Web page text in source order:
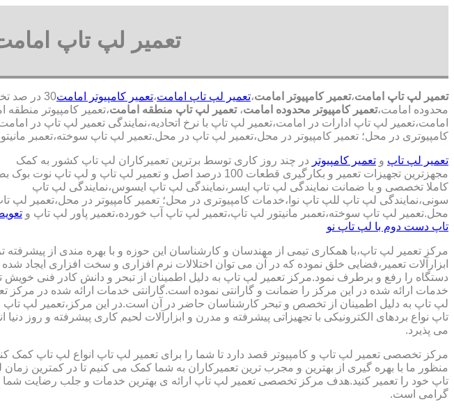
تعمیر لپ تاپ
تعمیر لپ تاپ امامت،تعمیر کامپیوتر امامت،تعمیر لپ تاپ امامت،تعمیر کامپیوتر امامت
محدوده امامت،تعمیر کامپیوتر محدوده امامت، تعمیر لپ تاپ منطقه امامت،تعمیر کامپیوتر
امامت،تعمیر لپ تاپ ادارات در امامت،تعمیر لپ تاپ با نرخ اتحادیه،نمایندگی تعمیر لپ تاپ در
کامپیوتری در محل؛ تعمیر کامپیوتر در محل،تعمیر لپ تاپ در محل.تعمیر لپ تاپ سوخته،تعمبر
تعمیر لپ تاپ و تعمیر کامپیوتر در چند روز کاری توسط برترین تعمیرکاران لپ تاپ کشور به کمک
مجهزترین تجهیزات تعمیر و بکارگیری قطعات 100 درصد اصل و تعمیر لپ تاپ و لپ تاپ نوت
کاملا تخصصی و با ضمانت نمایندگی لپ تاپ ایسر،نمایندگی لپ تاپ ایسوس،نمایندگی لپ تاپ
سونی،نمایندگی لپ تاپ للپ تاپ نوا،خدمات کامپیوتری در محل؛ تعمیر کامپیوتر در محل،تعمیر لپ
محل.تعمیر لپ تاپ سوخته،تعمبر مانیتور لپ تاپ،تعمیر لپ تاپ آب خورده،تعمیر پاور لپ تاپ و
تاپ دست دوم با لپ تاپ نو
مرکز تعمیر لپ تاپ،با همکاری تیمی از مهندسان و کارشناسان این حوزه و با بهره مندی از پیشرفته
ابزارآلات تعمیر،فضایی خلق نموده که در آن می توان اختلالات نرم افزاری و سخت افزاری ایجاد شده
دستگاه را رفع و برطرف نمود.مرکز تعمیر لپ تاپ به دلیل اطمینان از تبحر و دانش کادر فنی خویش
خدمات ارائه شده در این مرکز را ضمانت و گارانتی نموده است.گارانتی خدمات ارائه شده در مرکز
لپ تاپ به دلیل اطمینان از تخصص و تبحر کارشناسان حاضر در آن است.در این مرکز،تعمیر لپ تاپ
تاپ نواع بردهای الکترونیکی با تجهیزاتی پیشرفته و مدرن و ابزارآلات لحیم کاری پیشرفته و روز دنیا
می پذیرد.
مرکز تخصصی تعمیر لپ تاپ و کامپیوتر قصد دارد تا شما را برای تعمیر لپ تاپ انواع لپ تاپ کمک
منظور ما با بهره گیری از بهترین و مجرب ترین تعمیرکاران به شما کمک می کنیم تا در کمترین
تاپ خود را تعمیر کنید.هدف مرکز تخصصی تعمیر لپ تاپ ارائه ی بهترین خدمات و جلب رضایت شما
گرامی است.